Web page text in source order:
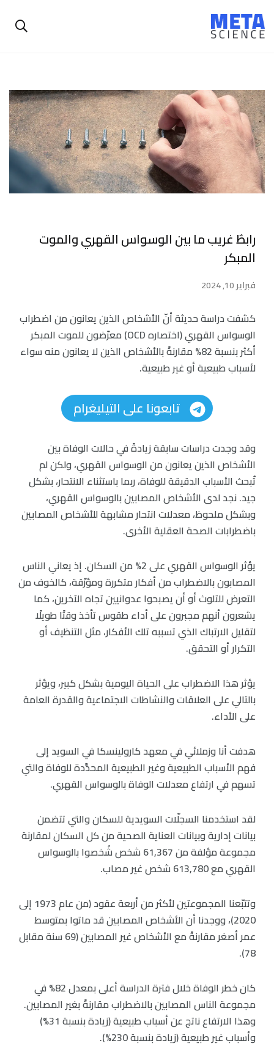
رابطٌ غريب ما بين الوسواس القهري والموت
المبكر
فبراير 10, 2024
كشفت دراسة حديثة أنّ الأشخاص الذين يعانون من اضطراب
الوسواس القهري (اختصاره OCD) معرّضون للموت المبكر
أكثر بنسبة 82% مقارنةً بالأشخاص الذين لا يعانون منه سواء
لأسباب طبيعية أو غير طبيعية.
تابعونا على التيليغرام
وقد وجدت دراسات سابقة زيادةً في حالات الوفاة بين
الأشخاص الذين يعانون من الوسواس القهري، ولكن لم
تُبحث الأسباب الدقيقة للوفاة، ربما باستثناء الانتحار، بشكل
جيد. نجد لدى الأشخاص المصابين بالوسواس القهري،
وبشكل ملحوظ، معدلات انتحار مشابهة للأشخاص المصابين
باضطرابات الصحة العقلية الأخرى.
يؤثر الوسواس القهري على 2% من السكان. إذ يعاني الناس
المصابون بالاضطراب من أفكار متكررة ومؤرّقة، كالخوف من
التعرض للتلوث أو أن يصبحوا عدوانيين تجاه الآخرين، كما
يشعرون أنهم مجبرون على أداء طقوس تأخذ وقتًا طويلًا
لتقليل الارتباك الذي تسببه تلك الأفكار، مثل التنظيف أو
التكرار أو التحقق.
يؤثر هذا الاضطراب على الحياة اليومية بشكل كبير، ويؤثر
بالتالي على العلاقات والنشاطات الاجتماعية والقدرة العامة
على الأداء.
هدفت أنا وزملائي في معهد كارولينسكا في السويد إلى
فهم الأسباب الطبيعية وغير الطبيعية المحدِّدة للوفاة والتي
تسهم في ارتفاع معدلات الوفاة بالوسواس القهري.
لقد استخدمنا السجلّات السويدية للسكان والتي تتضمن
بيانات إدارية وبيانات العناية الصحية من كل السكان لمقارنة
مجموعة مؤلفة من 61,367 شخص شُخصوا بالوسواس
القهري مع 613,780 شخص غير مصاب.
وتتبّعنا المجموعتين لأكثر من أربعة عقود (من عام 1973 إلى
2020)، ووجدنا أن الأشخاص المصابين قد ماتوا بمتوسط
عمر أصغر مقارنةً مع الأشخاص غير المصابين (69 سنة مقابل
78).
كان خطر الوفاة خلال فترة الدراسة أعلى بمعدل 82% في
مجموعة الناس المصابين بالاضطراب مقارنةً بغير المصابين.
وهذا الارتفاع ناتج عن أسباب طبيعية (زيادة بنسبة 31%)
وأسباب غير طبيعية (زيادة بنسبة 230%).